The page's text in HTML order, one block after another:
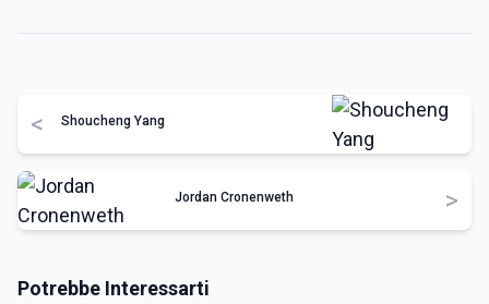
< Shoucheng Yang
Jordan Cronenweth >
Potrebbe Interessarti